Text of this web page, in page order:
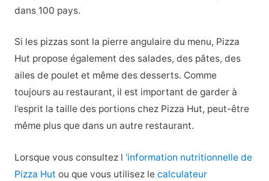
dans 100 pays.
Si les pizzas sont la pierre angulaire du menu, Pizza
Hut propose également des salades, des pâtes, des
ailes de poulet et même des desserts. Comme
toujours au restaurant, il est important de garder à
l’esprit la taille des portions chez Pizza Hut, peut-être
même plus que dans un autre restaurant.
Lorsque vous consultez l ‘information nutritionnelle de
Pizza Hut ou que vous utilisez le calculateur